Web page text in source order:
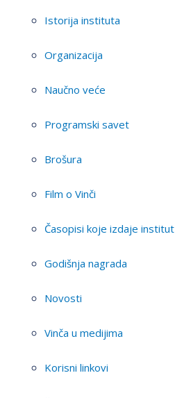
Istorija instituta
Organizacija
Naučno veće
Programski savet
Brošura
Film o Vinči
Časopisi koje izdaje institut
Godišnja nagrada
Novosti
Vinča u medijima
Korisni linkovi